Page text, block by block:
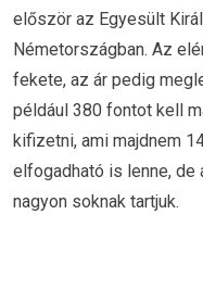
először az Egyesült
Németországban. Az
fekete, az ár pedig
például 380 fontot kell
kifizetni, ami majdnem
elfogadható is lenne,
nagyon soknak tartjuk.